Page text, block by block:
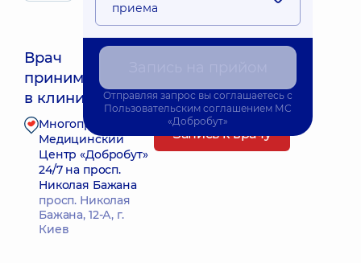
Врач
принимает
в клинике
Ближайшее время приема: 14.08.2026 11:30
Многопрофильный
Медицинский
Центр «Добробут»
24/7 на просп.
Николая Бажана
просп. Николая
Бажана, 12-А, г.
Киев
Запись к врачу
приема
Отправляя запрос вы соглашаетесь с
Пользовательским соглашением МС
«Добробут»